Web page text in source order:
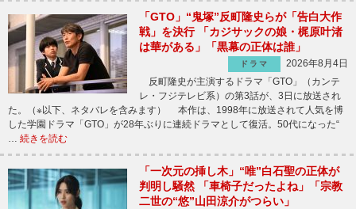
「GTO」“鬼塚”反町隆史らが「告白大作
戦」を決行 「カジサックの娘・梶原叶渚
は華がある」「黒幕の正体は誰」
ドラマ
2026年8月4日
反町隆史が主演するドラマ「GTO」（カンテ
レ・フジテレビ系）の第3話が、3日に放送され
た。（※以下、ネタバレを含みます） 本作は、1998年に放送されて人気を博
した学園ドラマ「GTO」が28年ぶりに連続ドラマとして復活。50代になった“
続きを読む
「一次元の挿し木」“唯”白石聖の正体が
判明し騒然 「車椅子だったよね」「宗教
二世の“悠”山田涼介がつらい」